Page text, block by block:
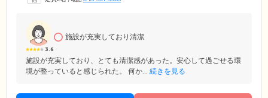
3.6
施設が充実しており清潔
施設が充実しており、とても清潔感があった。安心して過ごせる環
境が整っていると感じられた。 何か... 続きを見る